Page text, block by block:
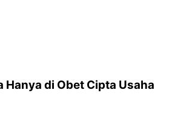
Hanya di Obet Cipta Usaha